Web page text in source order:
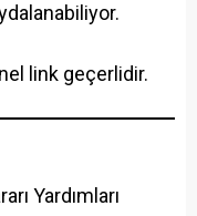
link geçerlidir.
Yardımları